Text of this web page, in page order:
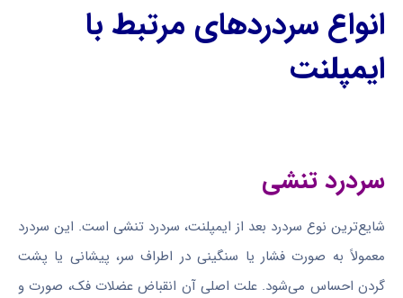
انواع سردردهای مرتبط با
ایمپلنت
سردرد تنشی
شایع‌ترین نوع سردرد بعد از ایمپلنت، سردرد تنشی است. این سردرد
معمولاً به صورت فشار یا سنگینی در اطراف سر، پیشانی یا پشت
گردن احساس می‌شود. علت اصلی آن انقباض عضلات فک، صورت و